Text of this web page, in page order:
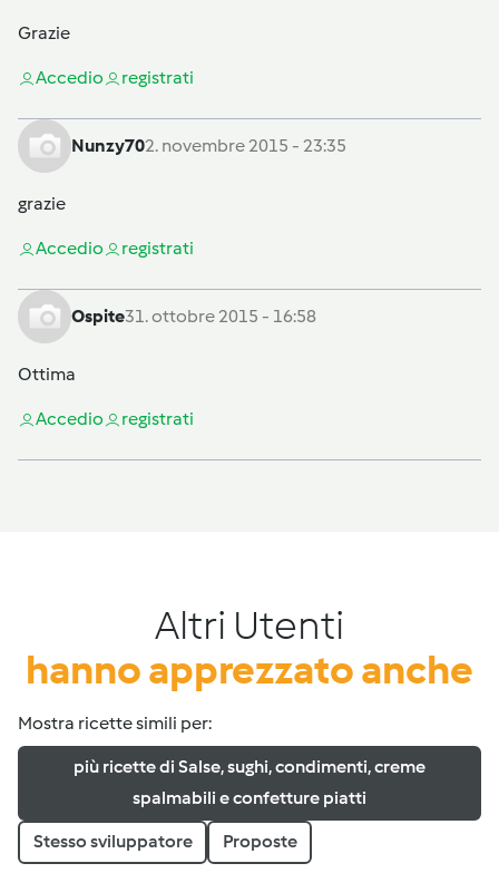
Grazie
Accedio registrati
Nunzy702. novembre 2015 - 23:35
grazie
Accedio registrati
Ospite31. ottobre 2015 - 16:58
Ottima
Accedio registrati
Altri Utenti
hanno apprezzato anche
Mostra ricette simili per:
più ricette di Salse, sughi, condimenti, creme
spalmabili e confetture piatti
Stesso sviluppatore Proposte